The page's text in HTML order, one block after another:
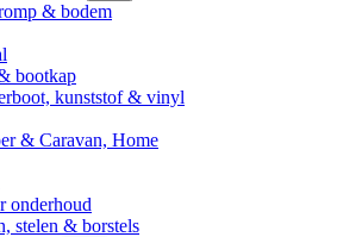
& bodem
bootkap
kunststof & vinyl
& Caravan, Home
onderhoud
stelen & borstels